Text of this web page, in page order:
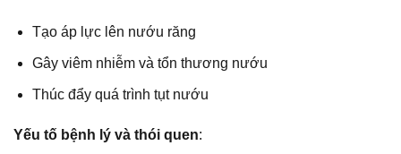
Tạo áp lực lên nướu răng
Gây viêm nhiễm và tổn thương nướu
Thúc đẩy quá trình tụt nướu
Yếu tố bệnh lý và thói quen: